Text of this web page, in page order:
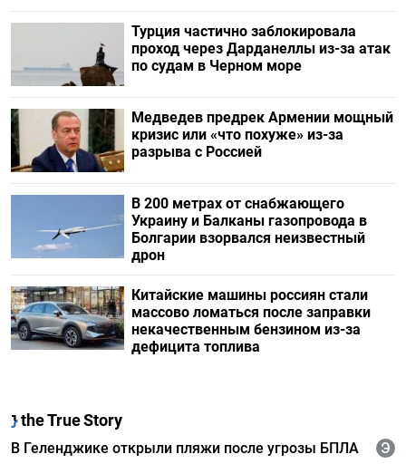
Турция частично заблокировала
проход через Дарданеллы из-за атак
по судам в Черном море
Медведев предрек Армении мощный
кризис или «что похуже» из-за
разрыва с Россией
В 200 метрах от снабжающего
Украину и Балканы газопровода в
Болгарии взорвался неизвестный
дрон
Китайские машины россиян стали
массово ломаться после заправки
некачественным бензином из-за
дефицита топлива